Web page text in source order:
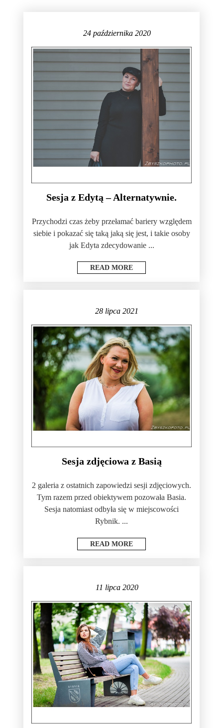
24 października 2020
Sesja z Edytą – Alternatywnie.
Przychodzi czas żeby przełamać bariery względem
siebie i pokazać się taką jaką się jest, i takie osoby
jak Edyta zdecydowanie ...
READ MORE
28 lipca 2021
Sesja zdjęciowa z Basią
2 galeria z ostatnich zapowiedzi sesji zdjęciowych.
Tym razem przed obiektywem pozowała Basia.
Sesja natomiast odbyła się w miejscowości
Rybnik. ...
READ MORE
11 lipca 2020